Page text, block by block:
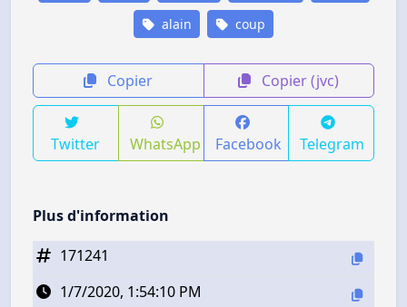
alain coup
Copier Copier (jvc)
Twitter WhatsApp Facebook Telegram
Plus d'information
171241
1/7/2020, 1:54:10 PM